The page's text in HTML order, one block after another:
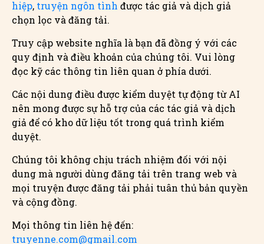
hiệp, truyện ngôn tình được tác giả và dịch giả
chọn lọc và đăng tải.
Truy cập website nghĩa là bạn đã đồng ý với các
quy định và điều khoản của chúng tôi. Vui lòng
đọc kỹ các thông tin liên quan ở phía dưới.
Các nội dung điều được kiểm duyệt tự động từ AI
nên mong được sự hỗ trợ của các tác giả và dịch
giả để có kho dữ liệu tốt trong quá trình kiểm
duyệt.
Chúng tôi không chịu trách nhiệm đối với nội
dung mà người dùng đăng tải trên trang web và
mọi truyện được đăng tải phải tuân thủ bản quyền
và cộng đồng.
Mọi thông tin liên hệ đến:
truyenne.com@gmail.com